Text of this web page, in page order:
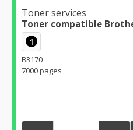
Toner services
Toner compatible
1
B3170
7000 pages